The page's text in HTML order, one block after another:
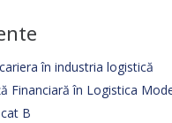
în industria logistică
Financiară în Logistica
B